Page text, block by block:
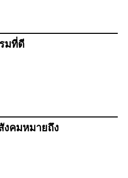
มที่ดี
งคมหมายถึง